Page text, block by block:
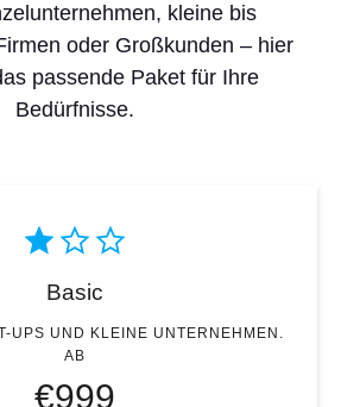
kleine bis
oder Großkunden – hier
passende Paket für Ihre
Bedürfnisse.
Basic
UPS UND KLEINE UNTERNEHMEN.
AB
€999